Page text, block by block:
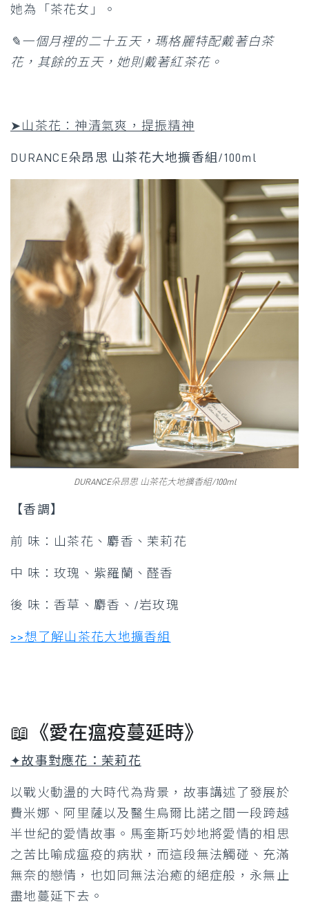
她為「茶花女」。
✎一個月裡的二十五天，瑪格麗特配戴著白茶
花，其餘的五天，她則戴著紅茶花。
➤山茶花：神清氣爽，提振精神
DURANCE朵昂思 山茶花大地擴香組/100ml
DURANCE朵昂思 山茶花大地擴香組/100ml
【香調】
前 味：山茶花、麝香、茉莉花
中 味：玫瑰、紫羅蘭、醛香
後 味：香草、麝香、/岩玫瑰
>>想了解山茶花大地擴香組
📖《愛在瘟疫蔓延時》
✦故事對應花：茉莉花
以戰火動盪的大時代為背景，故事講述了發展於
費米娜、阿里薩以及醫生烏爾比諾之間一段跨越
半世紀的愛情故事。馬奎斯巧妙地將愛情的相思
之苦比喻成瘟疫的病狀，而這段無法觸碰、充滿
無奈的戀情，也如同無法治癒的絕症般，永無止
盡地蔓延下去。